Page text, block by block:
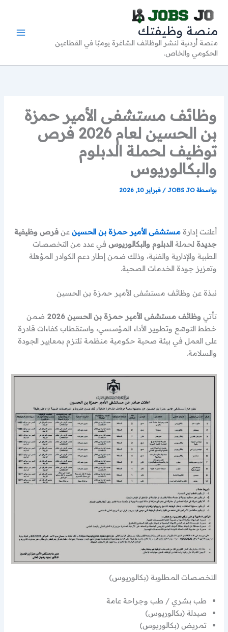
المحتوى
منصة وظيفتك
منصة أردنية لنشر الوظائف الشاغرة يوميًا في القطاعين
الحكومي والخاص.
وظائف مستشفى الأمير حمزة
بن الحسين لعام 2026 فرص
توظيف لحملة الدبلوم
والبكالوريوس
بواسطة JOBS JO
/فبراير 10, 2026
أعلنت إدارةمستشفى الأمير حمزة بن الحسين عنفرص وظيفية
جديدة لحملةالدبلوم والبكالوريوس في عدد من التخصصات
الطبية والإدارية والفنية، وذلك ضمن إطار دعم الكوادر المؤهلة
وتعزيز جودة الخدمات الصحية.
نبذة عن وظائف مستشفى الأمير حمزة بن الحسين
تأتيوظائف مستشفى الأمير حمزة بن الحسين 2026
ضمن
خطط التوسّع وتطوير الأداء المؤسسي، واستقطاب كفاءات قادرة
على العمل في بيئة صحية حكومية منظمة تلتزم بمعايير الجودة
والسلامة.
التخصصات المطلوبة (بكالوريوس)
طب بشري / طب وجراحة عامة
صيدلة (بكالوريوس)
تمريض (بكالوريوس)